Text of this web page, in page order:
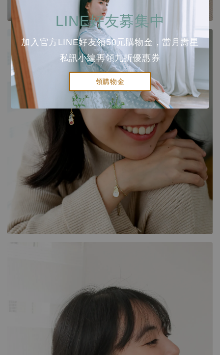
LINE好友募集中
加入官方LINE好友領50元購物金，當月壽星
私訊小編再領九折優惠券
領購物金